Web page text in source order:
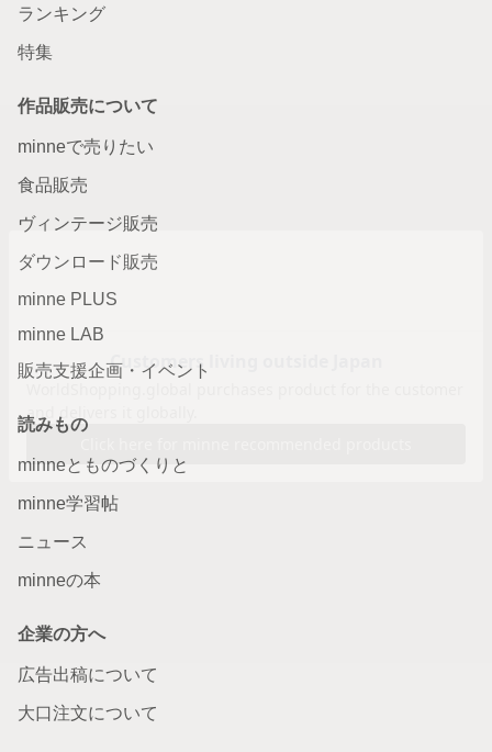
ランキング
特集
作品販売について
minneで売りたい
食品販売
ヴィンテージ販売
ダウンロード販売
minne PLUS
minne LAB
販売支援企画・イベント
読みもの
minneとものづくりと
minne学習帖
ニュース
minneの本
企業の方へ
広告出稿について
大口注文について